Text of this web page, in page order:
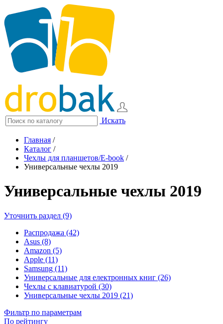
Искать
Главная /
Каталог /
Чехлы для планшетов/E-book /
Универсальные чехлы 2019
Универсальные чехлы 2019
Уточнить раздел (9)
Распродажа (42)
Asus (8)
Amazon (5)
Apple (11)
Samsung (11)
Универсальные для електронных книг (26)
Чехлы с клавиатурой (30)
Универсальные чехлы 2019 (21)
Фильтр по параметрам
По рейтингу